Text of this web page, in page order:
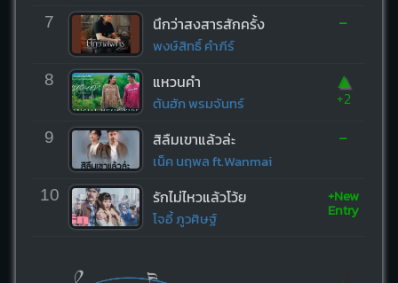
7 นึกว่าสงสารสักครั้ง
พงษ์สิทธิ์ คำภีร์
-
8 แหวนคำ
ต้นฮัก พรมจันทร์
▲
+2
9 สิลืมเขาแล้วล่ะ
เน็ค นฤพล ft.Wanmai
-
10 รักไม่ไหวแล้วโว้ย
โจอี้ ภูวศิษฐ์
+New
Entry